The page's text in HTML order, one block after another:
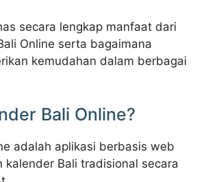
secara lengkap manfaat dari
Online serta bagaimana
kemudahan dalam berbagai
Bali Online?
adalah aplikasi berbasis web
kalender Bali tradisional secara